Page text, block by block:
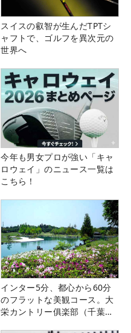
スイスの叡智が生んだTPTシ
ャフトで、ゴルフを異次元の
世界へ
今年も男女プロが強い「キャ
ロウェイ」のニュース一覧は
こちら！
インター5分、都心から60分
のフラットな美観コース。大
栄カントリー俱楽部（千葉